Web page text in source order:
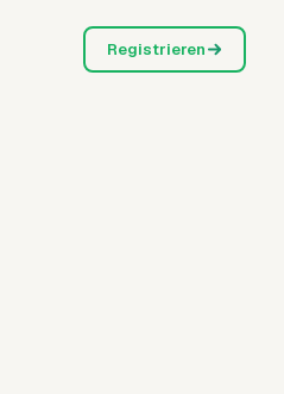
Registrieren